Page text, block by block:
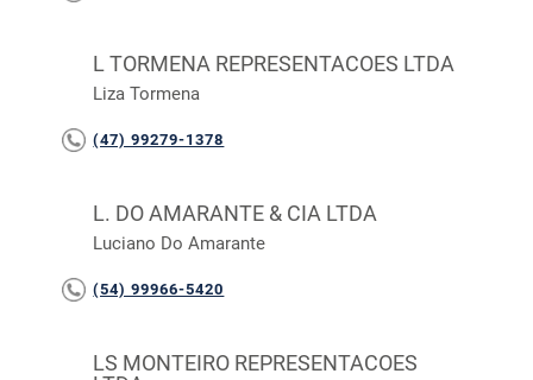
L TORMENA REPRESENTACOES LTDA
Liza Tormena
(47) 99279-1378
L. DO AMARANTE & CIA LTDA
Luciano Do Amarante
(54) 99966-5420
LS MONTEIRO REPRESENTACOES